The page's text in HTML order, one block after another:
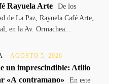
Rayuela Arte
De los
de La Paz, Rayuela Café Arte,
en la Av. Ormachea...
AGOSTO 5, 2026
un imprescindible: Atilio
«A contramano»
En este